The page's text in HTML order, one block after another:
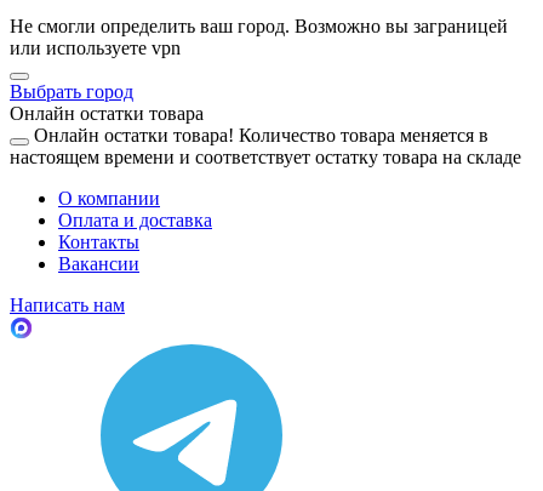
Не смогли определить ваш город. Возможно вы заграницей
или используете vpn
Выбрать город
Онлайн остатки товара
Онлайн остатки товара! Количество товара меняется в
настоящем времени и соответствует остатку товара на складе
О компании
Оплата и доставка
Контакты
Вакансии
Написать нам